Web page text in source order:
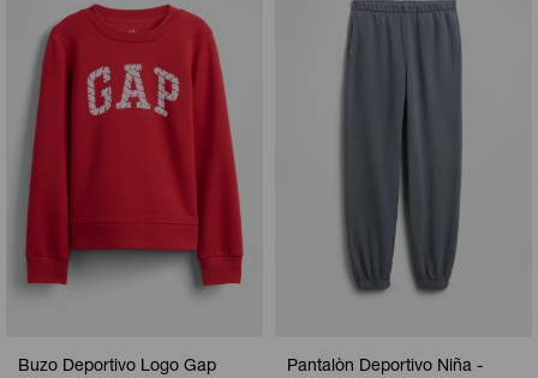
Buzo Deportivo Logo Gap
Pantalòn Deportivo Niña -